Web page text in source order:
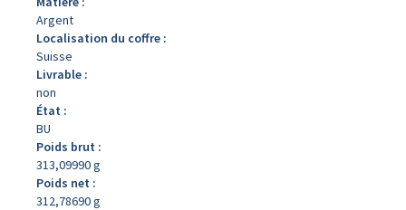
Argent
Localisation du coffre :
Suisse
Livrable :
non
État :
BU
Poids brut :
313,09990 g
Poids net :
312,78690 g